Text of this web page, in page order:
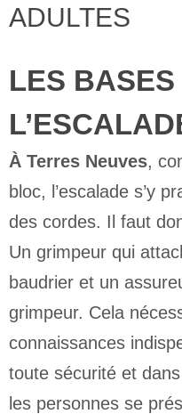
ADULTES
LES BASES
À Terres Neuves,
bloc, l’escalade s’y
des cordes. Il faut
Un grimpeur qui
baudrier et un
grimpeur. Cela
connaissances
toute sécurité et
les personnes se